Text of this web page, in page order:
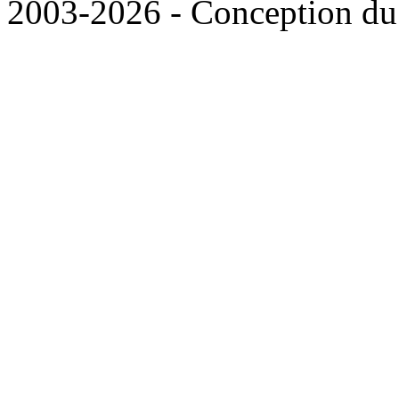
2003-2026 - Conception